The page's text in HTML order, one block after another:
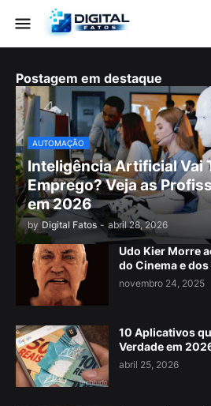
Postagem em destaque
AUTOMAÇÃO
Inteligência Artificial Vai
Emprego? Veja as
em 2026
by Digital Fatos - abril 28, 2026
Udo Kier Morre
do Cinema e dos
novembro 24, 2025
10 Aplicativos
Verdade em
abril 25, 2026